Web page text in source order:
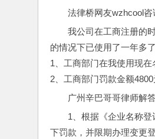
法律桥网友wzhcool咨
我公司在工商注册的
的情况下已使用了一年多
1、工商部门在我使用现
2、工商部门罚款金额4800
广州辛巴哥哥律师解答
1、根据《企业名称
下罚款，并限期办理变更